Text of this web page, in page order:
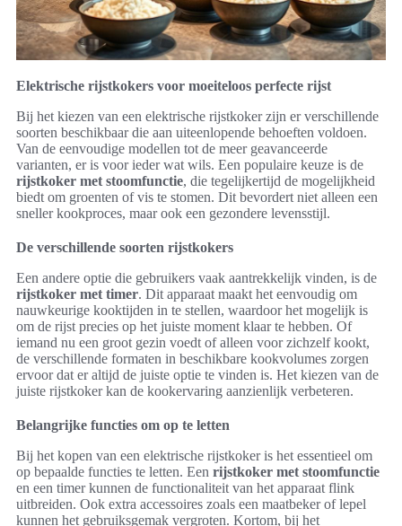
Elektrische rijstkokers voor moeiteloos perfecte rijst
Bij het kiezen van een elektrische rijstkoker zijn er verschillende
soorten beschikbaar die aan uiteenlopende behoeften voldoen.
Van de eenvoudige modellen tot de meer geavanceerde
varianten, er is voor ieder wat wils. Een populaire keuze is de
rijstkoker met stoomfunctie, die tegelijkertijd de mogelijkheid
biedt om groenten of vis te stomen. Dit bevordert niet alleen een
sneller kookproces, maar ook een gezondere levensstijl.
De verschillende soorten rijstkokers
Een andere optie die gebruikers vaak aantrekkelijk vinden, is de
rijstkoker met timer. Dit apparaat maakt het eenvoudig om
nauwkeurige kooktijden in te stellen, waardoor het mogelijk is
om de rijst precies op het juiste moment klaar te hebben. Of
iemand nu een groot gezin voedt of alleen voor zichzelf kookt,
de verschillende formaten in beschikbare kookvolumes zorgen
ervoor dat er altijd de juiste optie te vinden is. Het kiezen van de
juiste rijstkoker kan de kookervaring aanzienlijk verbeteren.
Belangrijke functies om op te letten
Bij het kopen van een elektrische rijstkoker is het essentieel om
op bepaalde functies te letten. Een rijstkoker met stoomfunctie
en een timer kunnen de functionaliteit van het apparaat flink
uitbreiden. Ook extra accessoires zoals een maatbeker of lepel
kunnen het gebruiksgemak vergroten. Kortom, bij het